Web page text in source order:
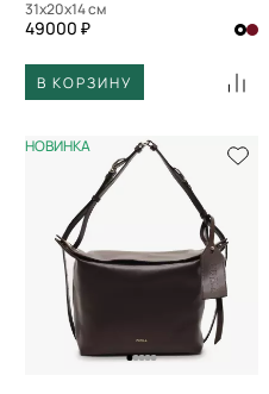
31x20x14 см
49000 ₽
В КОРЗИНУ
НОВИНКА